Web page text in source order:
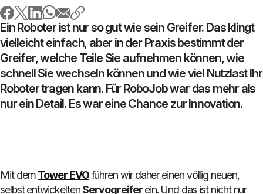
Ein Roboter ist nur so gut wie sein Greifer. Das klingt
vielleicht einfach, aber in der Praxis bestimmt der
Greifer, welche Teile Sie aufnehmen können, wie
schnell Sie wechseln können und wie viel Nutzlast Ihr
Roboter tragen kann. Für RoboJob war das mehr als
nur ein Detail. Es war eine Chance zur Innovation.
Mit demTower EVOführen wir daher einen völlig neuen,
selbst entwickeltenServogreiferein. Und das ist nicht nur